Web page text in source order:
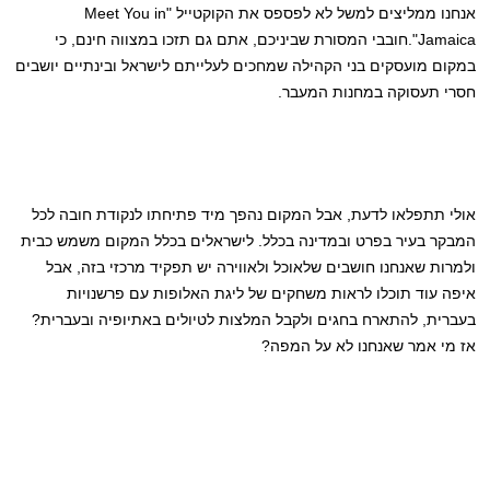
אנחנו ממליצים למשל לא לפספס את הקוקטייל "Meet You in
Jamaica".חובבי המסורת שביניכם, אתם גם תזכו במצווה חינם, כי
במקום מועסקים בני הקהילה שמחכים לעלייתם לישראל ובינתיים יושבים
חסרי תעסוקה במחנות המעבר.
אולי תתפלאו לדעת, אבל המקום נהפך מיד פתיחתו לנקודת חובה לכל
המבקר בעיר בפרט ובמדינה בכלל. לישראלים בכלל המקום משמש כבית
ולמרות שאנחנו חושבים שלאוכל ולאווירה יש תפקיד מרכזי בזה, אבל
איפה עוד תוכלו לראות משחקים של ליגת האלופות עם פרשנויות
בעברית, להתארח בחגים ולקבל המלצות לטיולים באתיופיה ובעברית?
אז מי אמר שאנחנו לא על המפה?